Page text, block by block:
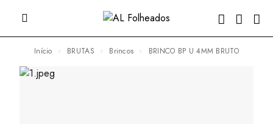
Início BRUTAS Brincos BRINCO BP U 4MM BRUTO